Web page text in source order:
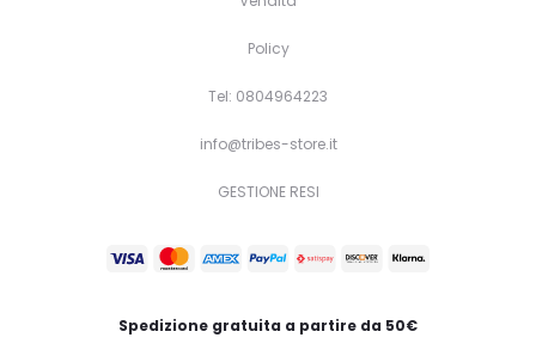
Policy
Tel: 0804964223
info@tribes-store.it
GESTIONE RESI
Spedizione gratuita a partire da 50€